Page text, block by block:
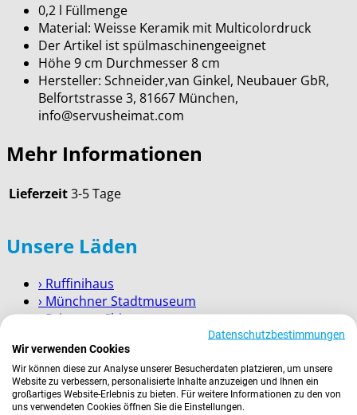
0,2 l Füllmenge
Material: Weisse Keramik mit Multicolordruck
Der Artikel ist spülmaschinengeeignet
Höhe 9 cm Durchmesser 8 cm
Hersteller: Schneider,van Ginkel, Neubauer GbR,
Belfortstrasse 3, 81667 München,
info@servusheimat.com
Mehr Informationen
Lieferzeit3-5 Tage
Unsere Läden
› Ruffinihaus
› Münchner Stadtmuseum
› Prien am Chiemsee
› Berchtesgaden
Wissenswertes
Datenschutzbestimmungen
Wir verwenden Cookies
Wir können diese zur Analyse unserer Besucherdaten platzieren, um unsere
Website zu verbessern, personalisierte Inhalte anzuzeigen und Ihnen ein
großartiges Website-Erlebnis zu bieten. Für weitere Informationen zu den von
uns verwendeten Cookies öffnen Sie die Einstellungen.